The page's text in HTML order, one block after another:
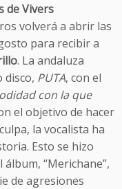
de Vivers
volverá a abrir las
para recibir a
. La andaluza
disco, PUTA, con el
con la que
el objetivo de hacer
la vocalista ha
Esto se hizo
“Merichane”,
de agresiones